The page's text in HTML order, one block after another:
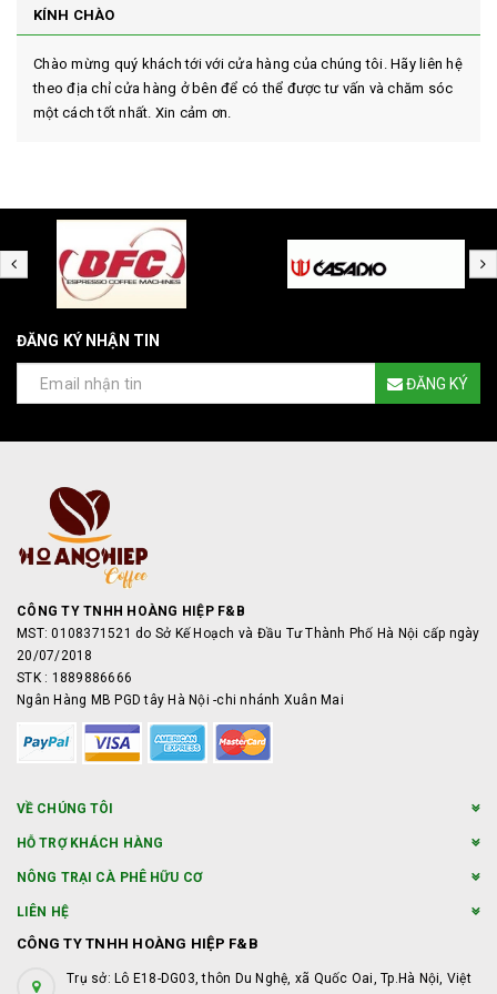
KÍNH CHÀO
Chào mừng quý khách tới với cửa hàng của chúng tôi. Hãy liên hệ
theo địa chỉ cửa hàng ở bên để có thể được tư vấn và chăm sóc
một cách tốt nhất. Xin cảm ơn.
ĐĂNG KÝ NHẬN TIN
ĐĂNG KÝ
CÔNG TY TNHH HOÀNG HIỆP F&B
MST: 0108371521 do Sở Kế Hoạch và Đầu Tư Thành Phố Hà Nội cấp ngày
20/07/2018
STK : 1889886666
Ngân Hàng MB PGD tây Hà Nội -chi nhánh Xuân Mai
VỀ CHÚNG TÔI
HỖ TRỢ KHÁCH HÀNG
NÔNG TRẠI CÀ PHÊ HỮU CƠ
LIÊN HỆ
CÔNG TY TNHH HOÀNG HIỆP F&B
Trụ sở: Lô E18-DG03, thôn Du Nghệ, xã Quốc Oai, Tp.Hà Nội, Việt